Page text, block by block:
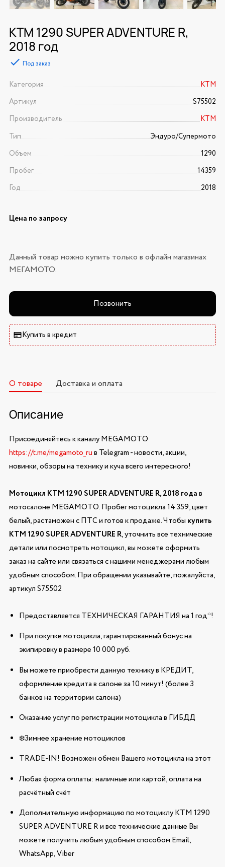
KTM 1290 SUPER ADVENTURE R,
2018 год
Под заказ
Категория
KTM
Артикул
S75502
Производитель
KTM
Тип
Эндуро/Супермото
Объем
1290
Пробег
14359
Год
2018
Цена по запросу
Данный товар можно купить только в офлайн магазинах
МЕГАМОТО.
Позвонить
Купить в кредит
О товаре Доставка и оплата
Описание
Присоединяйтесь к каналу MEGAMOTO
https://t.me/megamoto_ruв Telegram - новости, акции,
новинки, обзоры на технику и куча всего интересного!
Мотоцикл KTM 1290 SUPER ADVENTURE R, 2018 годав
мотосалоне MEGAMOTO. Пробег мотоцикла 14 359, цвет
белый, растаможен с ПТС и готов к продаже. Чтобы купить
KTM 1290 SUPER ADVENTURE R, уточнить все технические
детали или посмотреть мотоцикл, вы можете оформить
заказ на сайте или связаться с нашими менеджерами любым
удобным способом. При обращении указывайте, пожалуйста,
артикул S75502
Предоставляется ТЕХНИЧЕСКАЯ ГАРАНТИЯ на 1 год*!
При покупке мотоцикла, гарантированный бонус на
экипировку в размере 10 000 руб.
Вы можете приобрести данную технику в КРЕДИТ,
оформление кредита в салоне за 10 минут! (более 3
банков на территории салона)
Оказание услуг по регистрации мотоцикла в ГИБДД
❄️Зимнее хранение мотоциклов
TRADE-IN! Возможен обмен Вашего мотоцикла на этот
Любая форма оплаты: наличные или картой, оплата на
расчётный счёт
Дополнительную информацию по мотоциклу KTM 1290
SUPER ADVENTURE R и все технические данные Вы
можете получить любым удобным способом Email,
WhatsApp, Viber